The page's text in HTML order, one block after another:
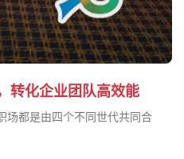
转化企业团队高效能
场都是由四个不同世代共同合